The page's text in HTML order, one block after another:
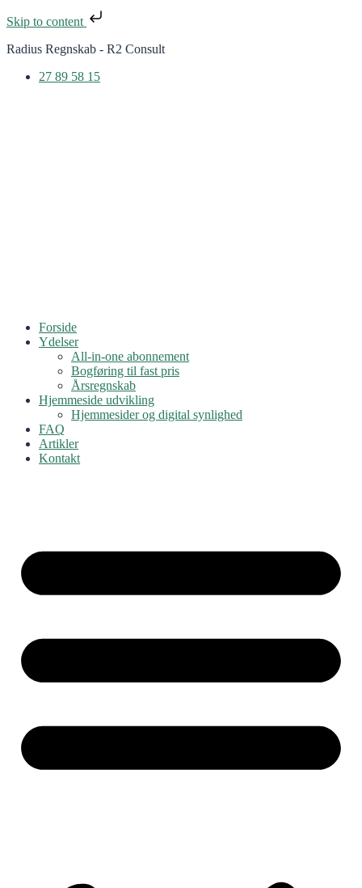
Skip to content
Radius Regnskab - R2 Consult
27 89 58 15
Forside
Ydelser
All-in-one abonnement
Bogføring til fast pris
Årsregnskab
Hjemmeside udvikling
Hjemmesider og digital synlighed
FAQ
Artikler
Kontakt